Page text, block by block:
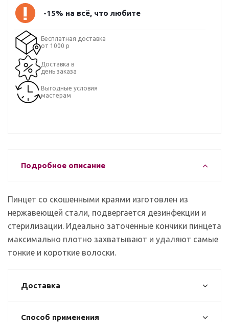
-15% на всё, что любите
Бесплатная доставка
от 1000 р
Доставка в
день заказа
Выгодные условия
мастерам
Подробное описание
Пинцет со скошенными краями изготовлен из
нержавеющей стали, подвергается дезинфекции и
стерилизации. Идеально заточенные кончики пинцета
максимально плотно захватывают и удаляют самые
тонкие и короткие волоски.
Доставка
Способ применения